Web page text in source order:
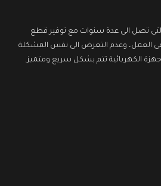
التى تصل الى عدة سنوات مع توفير قطع
فى العمل، وعدم التعرض الى نفس المشكلة
الكهربائية تتم بشكل سريع ومتميز.